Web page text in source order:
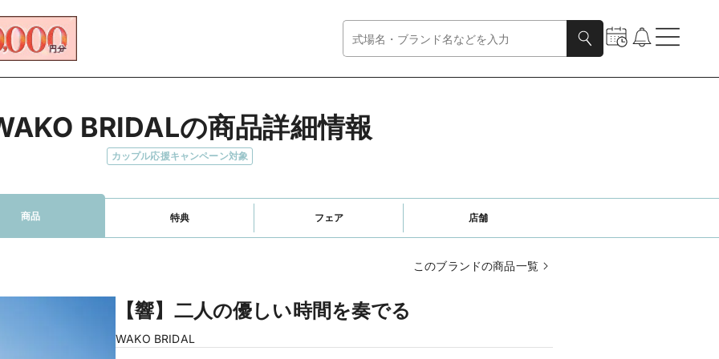
BRIDALの商品詳細情報
カップル応援キャンペーン対象
商品 特典 フェア 店舗
このブランドの商品一覧
【響】二人の優しい時間を奏でる
WAKO BRIDAL